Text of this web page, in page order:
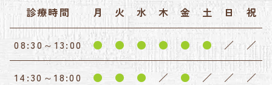
診療時間 月 火 水 木 金 土 日 祝
08:30～13:00 ● ● ● ● ● ● ／ ／
14:30～18:00 ● ● ● ／ ● ／ ／ ／